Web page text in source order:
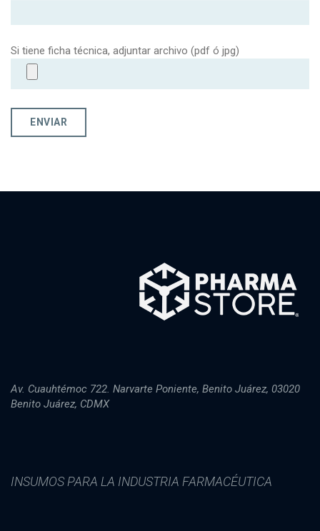
Si tiene ficha técnica, adjuntar archivo (pdf ó jpg)
Av. Cuauhtémoc 722. Narvarte Poniente, Benito Juárez, 03020
Benito Juárez, CDMX
INSUMOS PARA LA INDUSTRIA FARMACÉUTICA